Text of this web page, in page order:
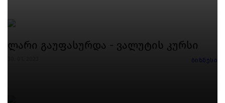
ლარი გაუფასურდა - ვალუტის კურსი
ბიზნესი